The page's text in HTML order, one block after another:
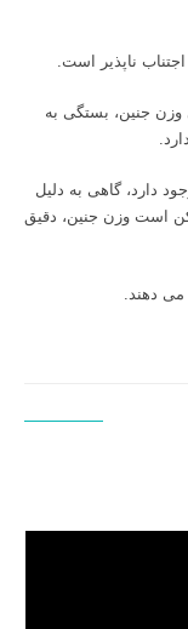
ناپذیر است.
جنین، بستگی به
دارد، گاهی به دلیل
است وزن جنین، دقیق
دهند.